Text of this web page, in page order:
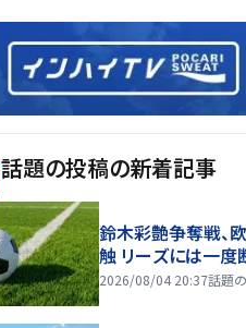
話題の投稿の新着記事
鈴木彩艶争奪戦、
触 リーズには一度
2026/08/04 20:37話題